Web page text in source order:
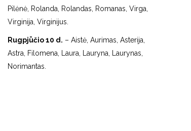
Pilėnė, Rolanda, Rolandas, Romanas, Virga,
Virginija, Virginijus.
Rugpjūčio 10 d. – Aistė, Aurimas, Asterija,
Astra, Filomena, Laura, Lauryna, Laurynas,
Norimantas.